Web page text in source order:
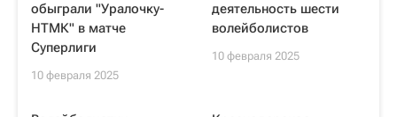
обыграли "Уралочку-
НТМК" в матче
Суперлиги
10 февраля 2025
деятельность шести
волейболистов
10 февраля 2025